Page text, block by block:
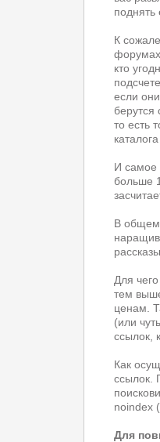
поднять
К
кто
если
берутся
то есть
И самое
больше
В общем,
Для
тем
ценам.
(или
ссылок,
Как
ссылок.
noindex
Для